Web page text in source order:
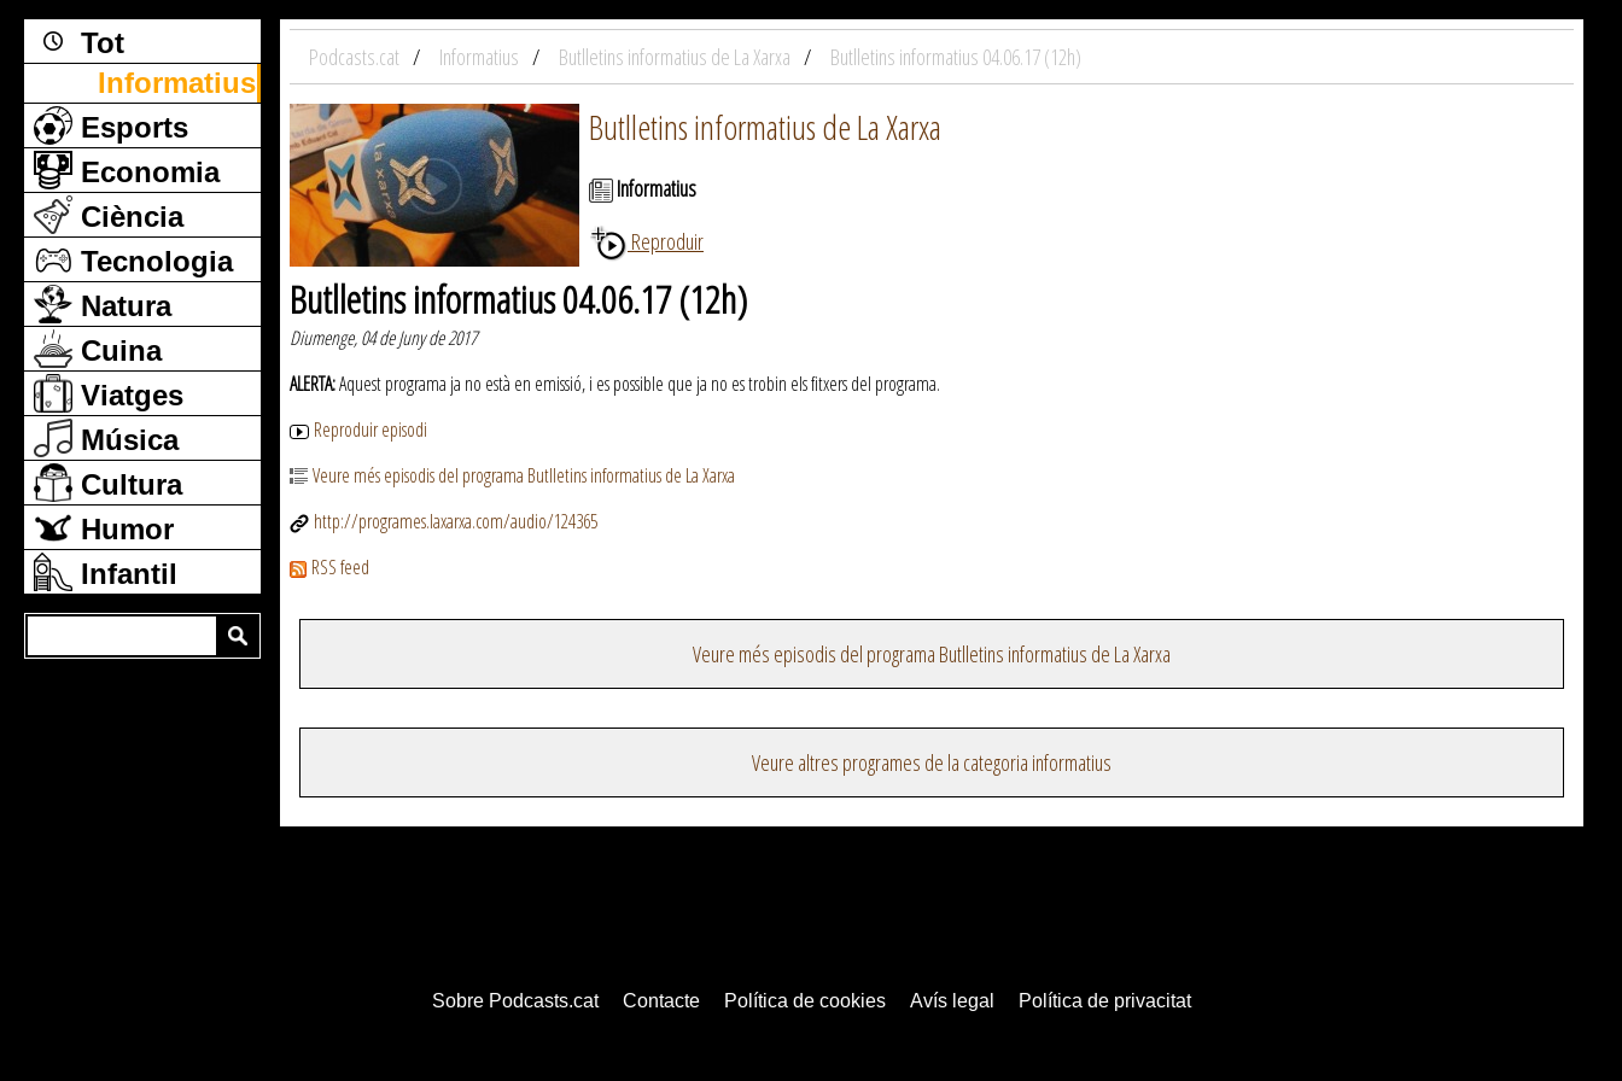
Tot
Informatius
Esports
Economia
Ciència
Tecnologia
Natura
Cuina
Viatges
Música
Cultura
Humor
Infantil
Podcasts.cat Informatius Butlletins informatius de La Xarxa Butlletins informatius 04.06.17 (12h)
Butlletins informatius de La Xarxa
Informatius
Reproduir
Butlletins informatius 04.06.17 (12h)
Diumenge, 04 de Juny de 2017
ALERTA:Aquest programa ja no està en emissió, i es possible que ja no es trobin els fitxers del programa.
Reproduir episodi
Veure més episodis del programa Butlletins informatius de La Xarxa
http://programes.laxarxa.com/audio/124365
RSS feed
Veure més episodis del programa Butlletins informatius de La Xarxa
Veure altres programes de la categoria informatius
Sobre Podcasts.cat Contacte Política de cookies Avís legal Política de privacitat